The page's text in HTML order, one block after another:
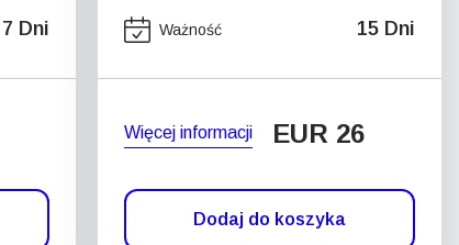
7 Dni Ważność 15 Dni
Więcej informacji EUR 26
Dodaj do koszyka